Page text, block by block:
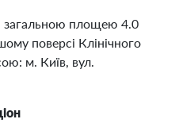
площею 4.0
поверсі Клінічного
м. Київ, вул.